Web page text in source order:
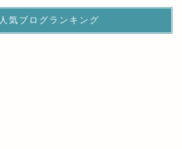
人気ブログランキング